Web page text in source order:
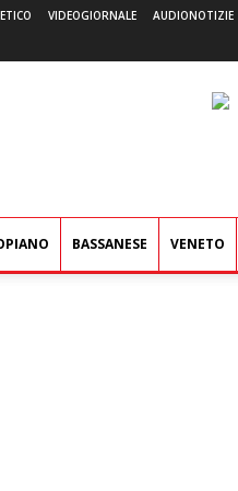
VIDEOGIORNALE AUDIONOTIZIE
BASSANESE VENETO